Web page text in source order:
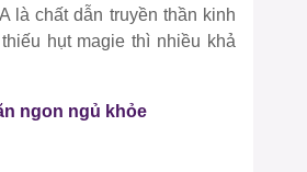
là chất dẫn truyền thần kinh
hụt magie thì nhiều khả
ngon ngủ khỏe